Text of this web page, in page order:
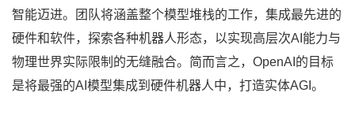
智能迈进。团队将涵盖整个模型堆栈的工作，集成最先进的
硬件和软件，探索各种机器人形态，以实现高层次AI能力与
物理世界实际限制的无缝融合。简而言之，OpenAI的目标
是将最强的AI模型集成到硬件机器人中，打造实体AGI。